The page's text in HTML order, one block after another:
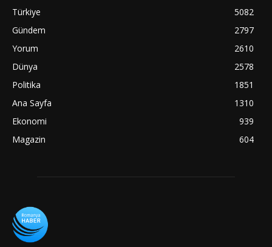
Türkiye
5082
Gündem
2797
Yorum
2610
Dünya
2578
Politika
1851
Ana Sayfa
1310
Ekonomi
939
Magazin
604